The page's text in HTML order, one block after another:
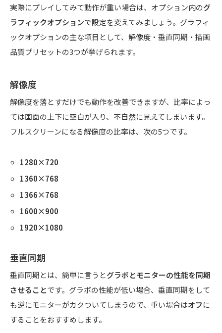
実際にプレイしてみて動作が重い場合は、オプション内のグ
ラフィックオプションで設定を変えてみましょう。グラフィ
ックオプションの主な項目として、解像度・垂直同期・描画
品質プリセットの3つが挙げられます。
解像度
解像度を落とすだけでも動作を改善できますが、比率によっ
ては画面の上下に空白が入り、不自然に見えてしまいます。
フルスクリーンになる解像度の比率は、次の5つです。
1280×720
1360×768
1366×768
1600×900
1920×1080
垂直同期
垂直同期とは、簡単に言うとグラボとモニターの性能を同期
させることです。グラボの性能が低い場合、垂直同期をして
も逆にモニターがカクついてしまうので、重い場合はオフに
することをおすすめします。